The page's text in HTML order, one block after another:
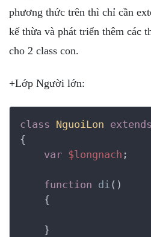
phương thức trên thì chỉ cần
kế thừa và phát triển thêm các
cho 2 class con.
+Lớp Người lớn:
class NguoiLon extends
{
var $longnach ;
function di ()
    {
    }